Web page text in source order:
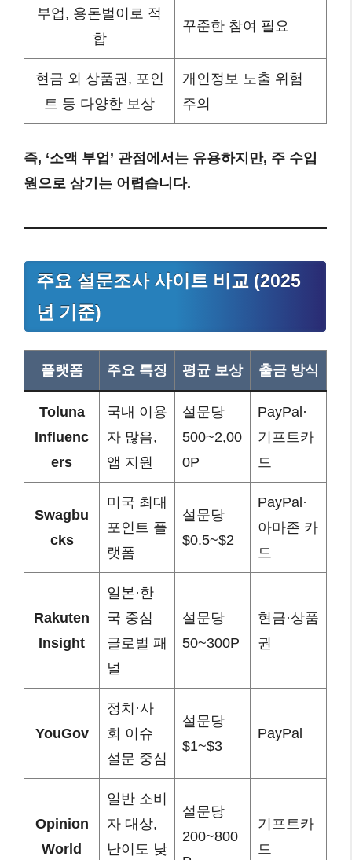
부업, 용돈벌이로 적
합
꾸준한 참여 필요
현금 외 상품권, 포인
트 등 다양한 보상
개인정보 노출 위험
주의
즉, ‘소액 부업’ 관점에서는 유용하지만, 주 수입
원으로 삼기는 어렵습니다.
주요 설문조사 사이트 비교 (2025
년 기준)
플랫폼 주요 특징 평균 보상 출금 방식
Toluna
Influenc
ers
국내 이용
자 많음,
앱 지원
설문당
500~2,00
0P
PayPal·
기프트카
드
Swagbu
cks
미국 최대
포인트 플
랫폼
설문당
$0.5~$2
PayPal·
아마존 카
드
Rakuten
Insight
일본·한
국 중심
글로벌 패
널
설문당
50~300P
현금·상품
권
YouGov
정치·사
회 이슈
설문 중심
설문당
$1~$3
PayPal
Opinion
World
일반 소비
자 대상,
난이도 낮
설문당
200~800
기프트카
드